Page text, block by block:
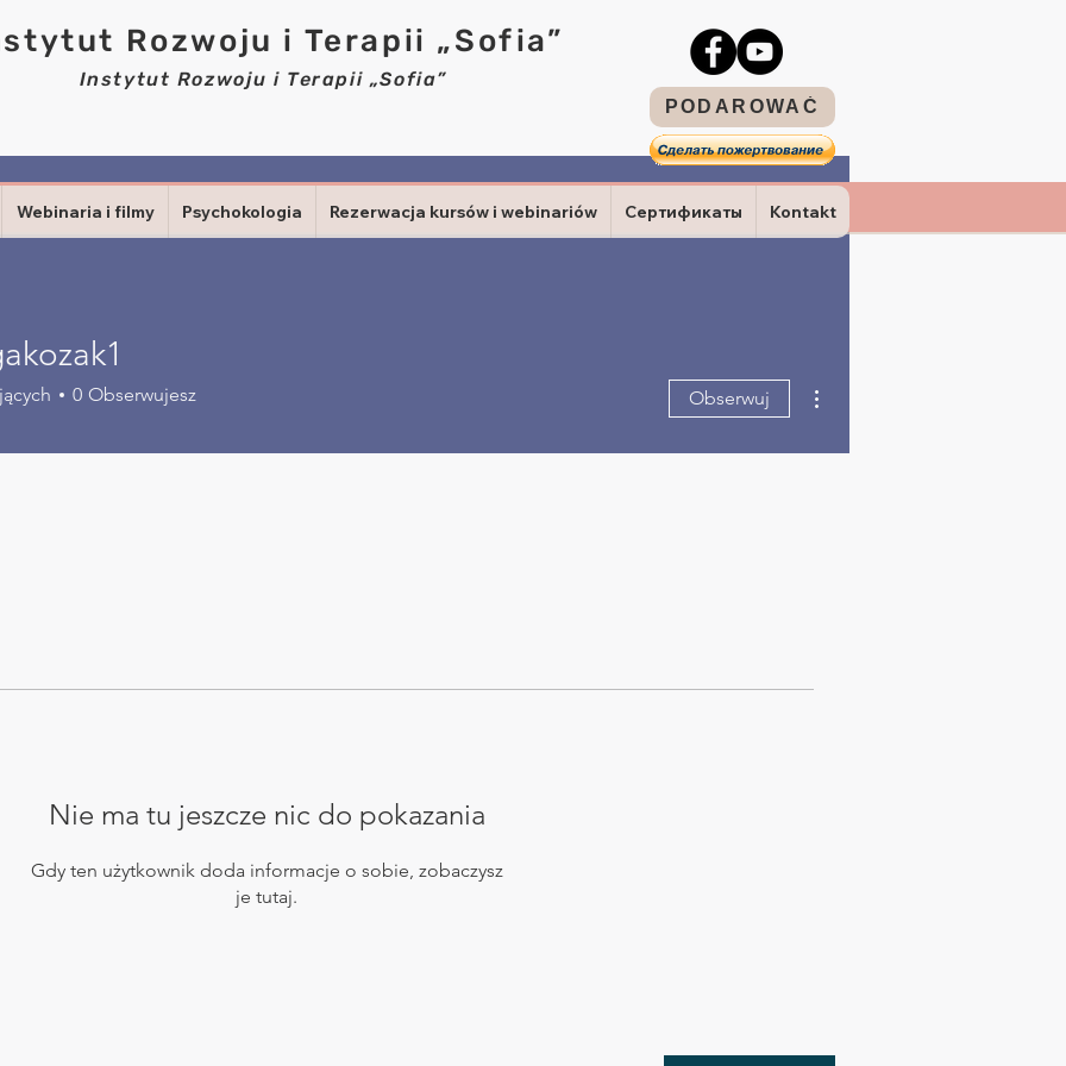
Rozwoju i Terapii „Sofia”
Instytut Rozwoju i Terapii „Sofia”
PODAROWAĆ
Webinaria i filmy Psychokologia Rezerwacja kursów i webinariów Сертификаты Kontakt
Nie ma tu jeszcze nic do pokazania
Gdy ten użytkownik doda informacje o sobie, zobaczysz
je tutaj.
0 Obserwujesz Obserwuj